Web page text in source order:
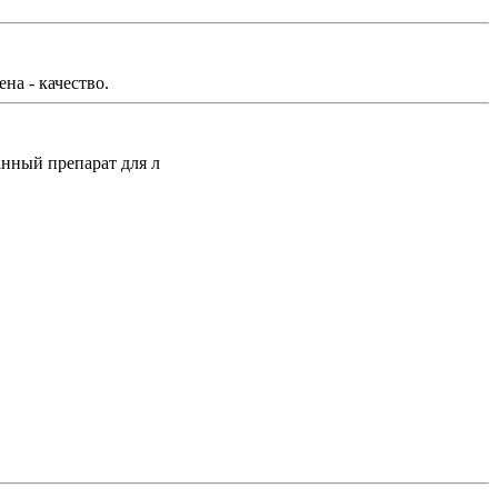
- качество.
препарат для л